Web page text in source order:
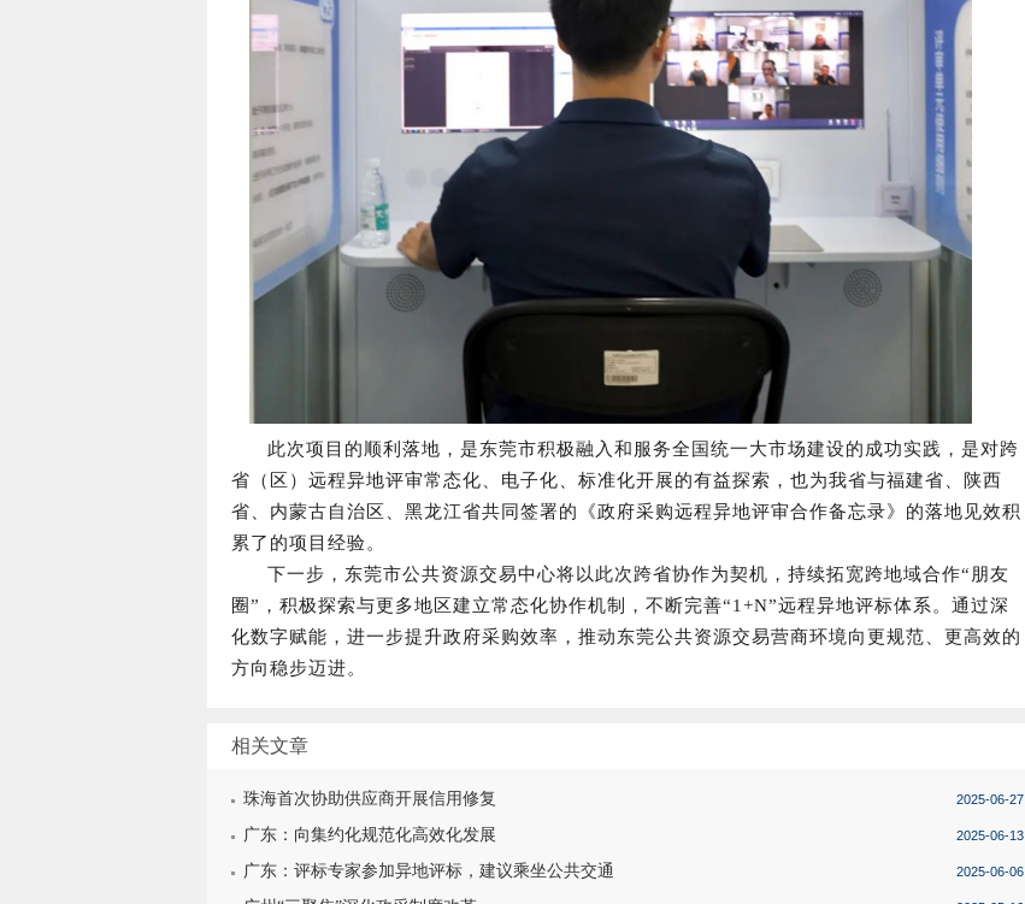
此次项目的顺利落地，是东莞市积极融入和服务全国统一大市场建设的成功实践，是对跨
省（区）远程异地评审常态化、电子化、标准化开展的有益探索，也为我省与福建省、陕西
省、内蒙古自治区、黑龙江省共同签署的《政府采购远程异地评审合作备忘录》的落地见效积
累了的项目经验。
下一步，东莞市公共资源交易中心将以此次跨省协作为契机，持续拓宽跨地域合作“朋友
圈”，积极探索与更多地区建立常态化协作机制，不断完善“1+N”远程异地评标体系。通过深
化数字赋能，进一步提升政府采购效率，推动东莞公共资源交易营商环境向更规范、更高效的
方向稳步迈进。
相关文章
珠海首次协助供应商开展信用修复 2025-06-27
广东：向集约化规范化高效化发展 2025-06-13
广东：评标专家参加异地评标，建议乘坐公共交通 2025-06-06